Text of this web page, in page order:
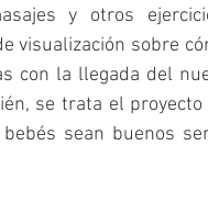
y otros
visualización sobre
con la llegada del
se trata el proyecto
sean buenos